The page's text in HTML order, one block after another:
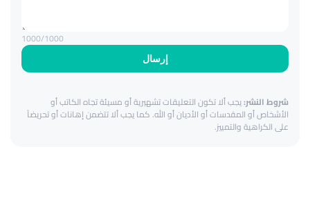
إرسال
1000/1000
شروط النشر:يجب ألا تكون التعليقات تشهيرية أو مسيئة تجاه الكاتب أو
الأشخاص أو المقدسات أو الأديان أو الله. كما يجب ألا تتضمن إهانات أو تحريضاً
على الكراهية والتمييز.